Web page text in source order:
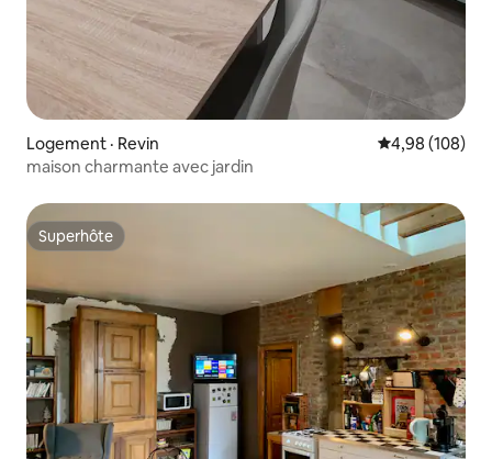
Logement · Revin Note
4,98 (108)
maison charmante avec jardin
Superhôte
Superhôte